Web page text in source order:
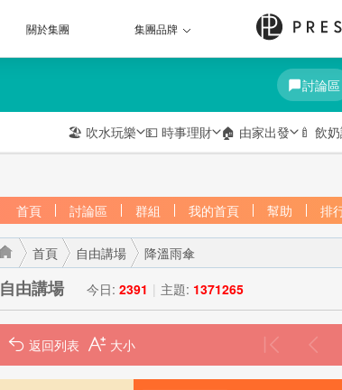
關於集團 集團品牌
討論區
🏖️ 吹水玩樂 💵 時事理財 🏠 由家出發 🍼 飲
首頁 討論區 群組 我的首頁 幫助 排
首頁
›
自由講場 降溫雨傘
自由講場 今日: 2391 | 主題: 1371265
返回列表